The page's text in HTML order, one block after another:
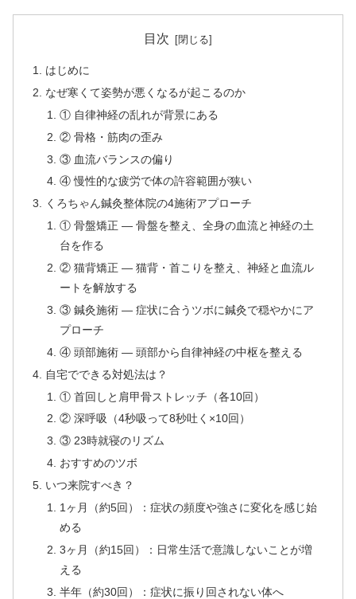
目次
はじめに
なぜ寒くて姿勢が悪くなるが起こるのか
① 自律神経の乱れが背景にある
② 骨格・筋肉の歪み
③ 血流バランスの偏り
④ 慢性的な疲労で体の許容範囲が狭い
くろちゃん鍼灸整体院の4施術アプローチ
① 骨盤矯正 — 骨盤を整え、全身の血流と神経の土
台を作る
② 猫背矯正 — 猫背・首こりを整え、神経と血流ル
ートを解放する
③ 鍼灸施術 — 症状に合うツボに鍼灸で穏やかにア
プローチ
④ 頭部施術 — 頭部から自律神経の中枢を整える
自宅でできる対処法は？
① 首回しと肩甲骨ストレッチ（各10回）
② 深呼吸（4秒吸って8秒吐く×10回）
③ 23時就寝のリズム
おすすめのツボ
いつ来院すべき？
1ヶ月（約5回）：症状の頻度や強さに変化を感じ始
める
3ヶ月（約15回）：日常生活で意識しないことが増
える
半年（約30回）：症状に振り回されない体へ